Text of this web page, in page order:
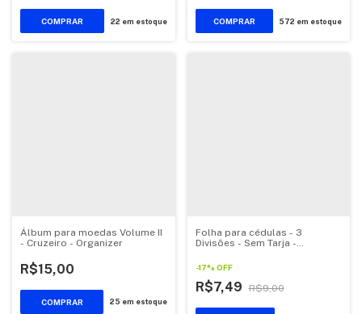
22 em estoque COMPRAR 572 em estoque
Álbum para moedas Volume II
- Cruzeiro - Organizer
R$15,00
25 em estoque
Folha para cédulas - 3
Divisões - Sem Tarja -
-17% OFF
R$7,49 R$9,00